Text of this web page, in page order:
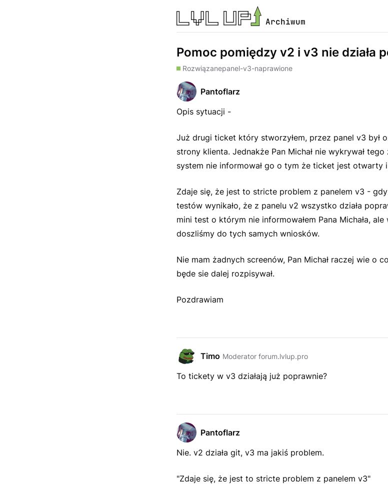
Archiwum
Pomoc pomiędzy v2 i v3 nie działa
Rozwiązanepanel-v3-naprawione
Pantoflarz
Opis sytuacji -
Już drugi ticket który stworzyłem, przez panel v3 był
strony klienta. Jednakże Pan Michał nie wykrywał
system nie informował go o tym że ticket jest otwarty
Zdaje się, że jest to stricte problem z panelem v3 -
testów wynikało, że z panelu v2 wszystko działa
mini test o którym nie informowałem Pana Michała,
doszliśmy do tych samych wniosków.
Nie mam żadnych screenów, Pan Michał raczej wie o
będe sie dalej rozpisywał.
Pozdrawiam
Timo Moderator forum.lvlup.pro
To tickety w v3 działają już poprawnie?
Pantoflarz
Nie. v2 działa git, v3 ma jakiś problem.
"Zdaje się, że jest to stricte problem z panelem v3"